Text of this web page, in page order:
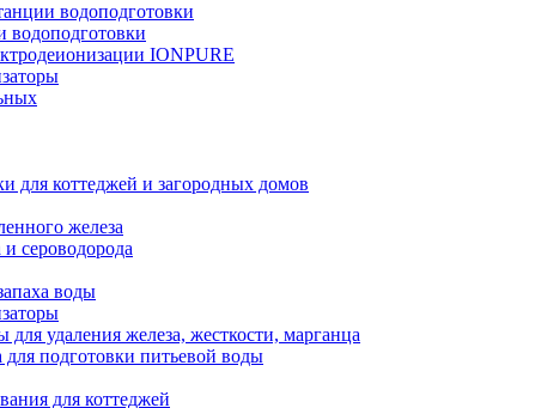
водоподготовки
водоподготовки
IONPURE
для коттеджей и загородных домов
железа
сероводорода
воды
удаления железа, жесткости, марганца
подготовки питьевой воды
для коттеджей